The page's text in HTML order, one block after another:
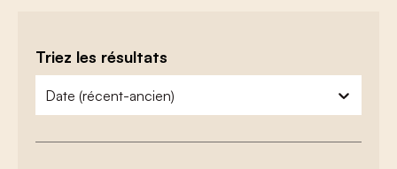
Triez les résultats
zoeken - sorteer
trier le contenu